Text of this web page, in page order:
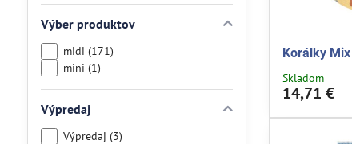
Korálky
Skladom
14,71 €
Výber produktov
midi (171)
mini (1)
Výpredaj
Výpredaj (3)